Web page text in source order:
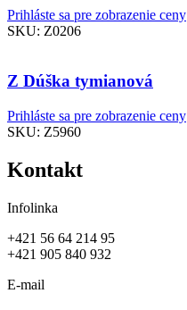
Prihláste sa pre zobrazenie ceny
SKU: Z0206
Z Dúška tymianová
Prihláste sa pre zobrazenie ceny
SKU: Z5960
Kontakt
Infolinka
+421 56 64 214 95
+421 905 840 932
E-mail